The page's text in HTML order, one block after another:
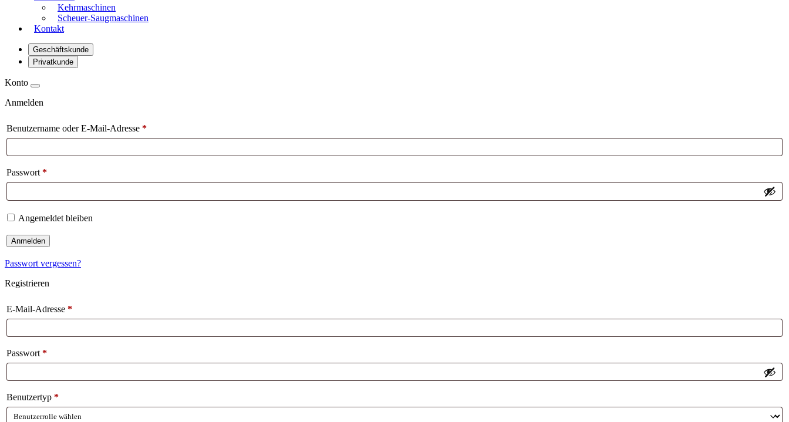
Kehrmaschinen
Scheuer-Saugmaschinen
Kontakt
Geschäftskunde
Privatkunde
Konto
Anmelden
Benutzername oder E-Mail-Adresse *
Passwort *
Angemeldet bleiben
Anmelden
Passwort vergessen?
Registrieren
E-Mail-Adresse *
Passwort *
Benutzertyp *